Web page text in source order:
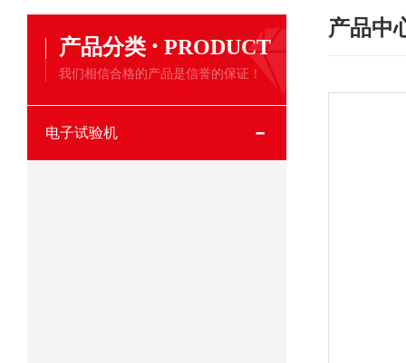
产品分类 · PRODUCT
我们相信合格的产品是信誉的保证！
电子试验机
产品中